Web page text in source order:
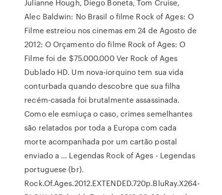
Julianne Hough, Diego Boneta, Tom Cruise,
Alec Baldwin: No Brasil o filme Rock of Ages: O
Filme estreiou nos cinemas em 24 de Agosto de
2012: O Orçamento do filme Rock of Ages: O
Filme foi de $75.000.000 Ver Rock of Ages
Dublado HD. Um nova-iorquino tem sua vida
conturbada quando descobre que sua filha
recém-casada foi brutalmente assassinada.
Como ele esmiuça o caso, crimes semelhantes
são relatados por toda a Europa com cada
morte acompanhada por um cartão postal
enviado a … Legendas Rock of Ages - Legendas
portuguese (br).
Rock.Of.Ages.2012.EXTENDED.720p.BluRay.X264-